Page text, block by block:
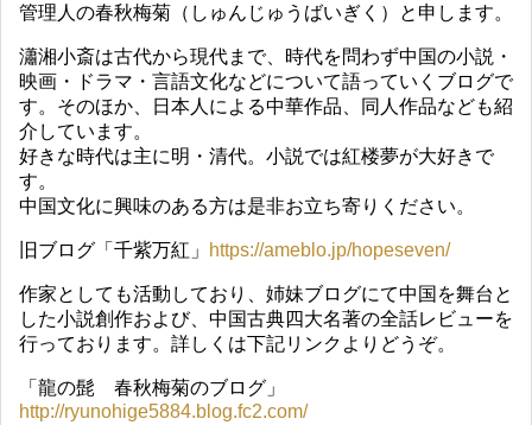
管理人の春秋梅菊（しゅんじゅうばいぎく）と申します。
瀟湘小斎は古代から現代まで、時代を問わず中国の小説・
映画・ドラマ・言語文化などについて語っていくブログで
す。そのほか、日本人による中華作品、同人作品なども紹
介しています。
好きな時代は主に明・清代。小説では紅楼夢が大好きで
す。
中国文化に興味のある方は是非お立ち寄りください。
旧ブログ「千紫万紅」 https://ameblo.jp/hopeseven/
作家としても活動しており、姉妹ブログにて中国を舞台と
した小説創作および、中国古典四大名著の全話レビューを
行っております。詳しくは下記リンクよりどうぞ。
「龍の髭 春秋梅菊のブログ」
http://ryunohige5884.blog.fc2.com/